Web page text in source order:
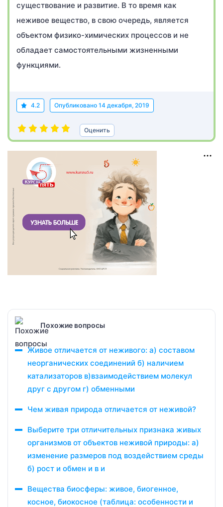
существование и развитие. В то время как
неживое вещество, в свою очередь, является
объектом физико-химических процессов и не
обладает самостоятельными жизненными
функциями.
4.2 Опубликовано 14 декабря, 2019
Оценить
Похожие вопросы
Живое отличается от неживого: а) составом
неорганических соединений б) наличием
катализаторов в)взаимодействием молекул
друг с другом г) обменными
Чем живая природа отличается от неживой?
Выберите три отличительных признака живых
организмов от объектов неживой природы: а)
изменение размеров под воздействием среды
б) рост и обмен и в и
Вещества биосферы: живое, биогенное,
косное, биокосное (таблица: особенности и